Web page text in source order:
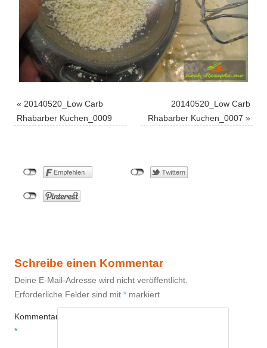
« 20140520_Low Carb
Rhabarber Kuchen_0009
20140520_Low Carb
Rhabarber Kuchen_0007 »
Schreibe einen Kommentar
Deine E-Mail-Adresse wird nicht veröffentlicht.
Erforderliche Felder sind mit * markiert
Kommentar
*